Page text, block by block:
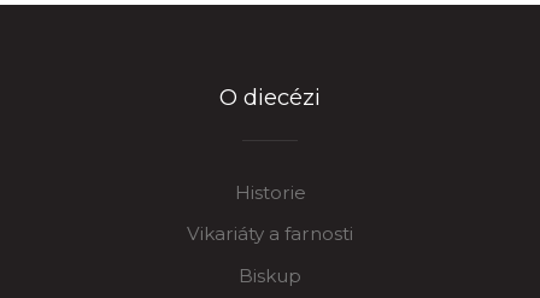
O diecézi
Historie
Vikariáty a farnosti
Biskup